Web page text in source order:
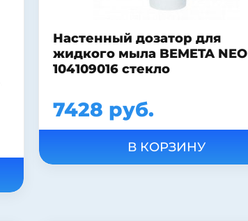
Настенный дозатор для
жидкого мыла BEMETA NEO
104109016 стекло
7428 руб.